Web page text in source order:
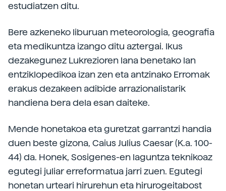
estudiatzen ditu.
Bere azkeneko liburuan meteorologia, geografia
eta medikuntza izango ditu aztergai. Ikus
dezakegunez Lukrezioren lana benetako lan
entziklopedikoa izan zen eta antzinako Erromak
erakus dezakeen adibide arrazionalistarik
handiena bera dela esan daiteke.
Mende honetakoa eta guretzat garrantzi handia
duen beste gizona, Caius Julius Caesar (K.a. 100-
44) da. Honek, Sosigenes-en laguntza teknikoaz
egutegi juliar erreformatua jarri zuen. Egutegi
honetan urteari hirurehun eta hirurogeitabost